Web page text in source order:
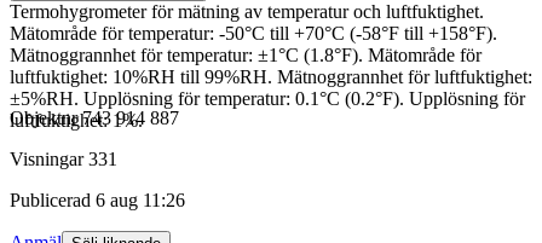
Termohygrometer för mätning av temperatur och luftfuktighet.
Mätområde för temperatur: -50°C till +70°C (-58°F till +158°F).
Mätnoggrannhet för temperatur: ±1°C (1.8°F). Mätområde för
luftfuktighet: 10%RH till 99%RH. Mätnoggrannhet för luftfuktighet:
±5%RH. Upplösning för temperatur: 0.1°C (0.2°F). Upplösning för
luftfuktighet: 1%.
Objektnr 743 914 887
Visningar 331
Publicerad 6 aug 11:26